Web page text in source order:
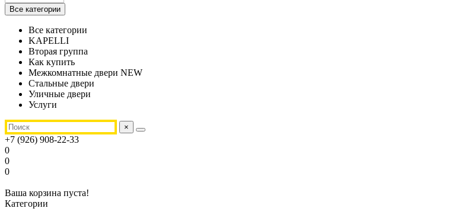
Все категории
Все категории
KAPELLI
Вторая группа
Как купить
Межкомнатные двери NEW
Стальные двери
Уличные двери
Услуги
×
+7 (926) 908-22-33
0
0
0
Ваша корзина пуста!
Категории